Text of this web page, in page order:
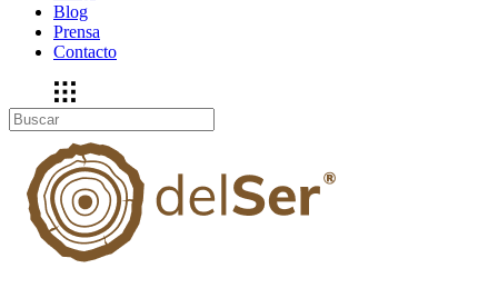
Blog
Prensa
Contacto